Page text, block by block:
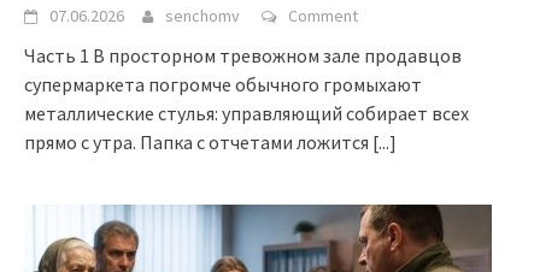
07.06.2026 senchomv Comment
Часть 1 В просторном тревожном зале продавцов
супермаркета погромче обычного громыхают
металлические стулья: управляющий собирает всех
прямо с утра. Папка с отчетами ложится [...]